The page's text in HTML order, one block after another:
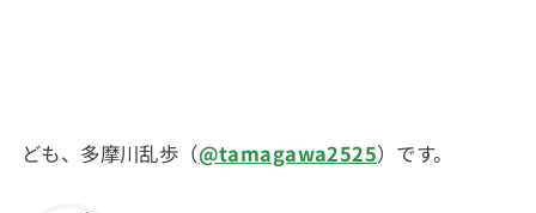
ども、多摩川乱歩（@tamagawa2525）です。